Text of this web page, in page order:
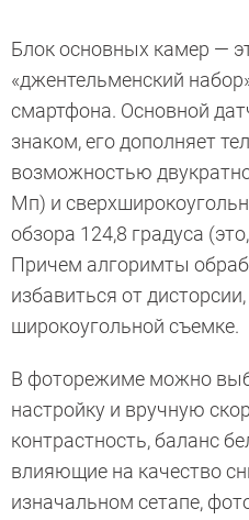
Блок основных камер —
«джентельменский
смартфона. Основной
знаком, его дополняет
возможностью
Мп) и
обзора 124,8 градуса
Причем алгоримты
избавиться от
широкоугольной съемке.
В фоторежиме можно
настройку и вручную
контрастность, баланс
влияющие на качество
изначальном сетапе,